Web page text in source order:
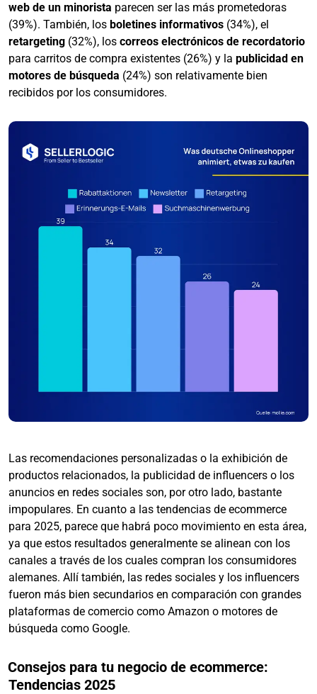
web de un minorista parecen ser las más prometedoras
(39%). También, los boletines informativos (34%), el
retargeting (32%), los correos electrónicos de recordatorio
para carritos de compra existentes (26%) y la publicidad en
motores de búsqueda (24%) son relativamente bien
recibidos por los consumidores.
Las recomendaciones personalizadas o la exhibición de
productos relacionados, la publicidad de influencers o los
anuncios en redes sociales son, por otro lado, bastante
impopulares. En cuanto a las tendencias de ecommerce
para 2025, parece que habrá poco movimiento en esta área,
ya que estos resultados generalmente se alinean con los
canales a través de los cuales compran los consumidores
alemanes. Allí también, las redes sociales y los influencers
fueron más bien secundarios en comparación con grandes
plataformas de comercio como Amazon o motores de
búsqueda como Google.
Consejos para tu negocio de ecommerce:
Tendencias 2025